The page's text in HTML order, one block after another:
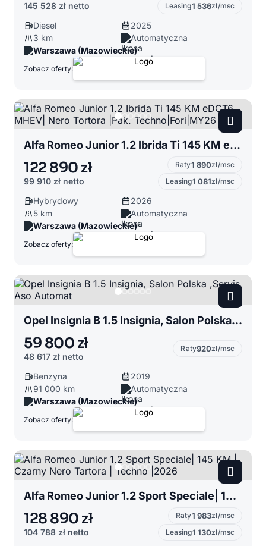
145 528 zł netto
Leasing1 536zł/msc
Diesel
2025
3 km
Automatyczna
Warszawa (Mazowieckie)
Zobacz oferty:
Alfa Romeo Junior 1.2 Ibrida Ti 145 KM eDCT6 MHEV| Nero Tortora |Pak. Techno|Fori|MY26
122 890 zł
99 910 zł netto
Raty1 890zł/msc
Leasing1 081zł/msc
Hybrydowy
2026
5 km
Automatyczna
Warszawa (Mazowieckie)
Zobacz oferty:
Opel Insignia B 1.5 Insignia, Salon Polska ,Servis Aso Automat
59 800 zł
48 617 zł netto
Raty920zł/msc
Benzyna
2019
91 000 km
Automatyczna
Warszawa (Mazowieckie)
Zobacz oferty:
Alfa Romeo Junior 1.2 Sport Speciale| 145 KM | Czarny Nero Tartora | Techno |2026
128 890 zł
104 788 zł netto
Raty1 983zł/msc
Leasing1 130zł/msc